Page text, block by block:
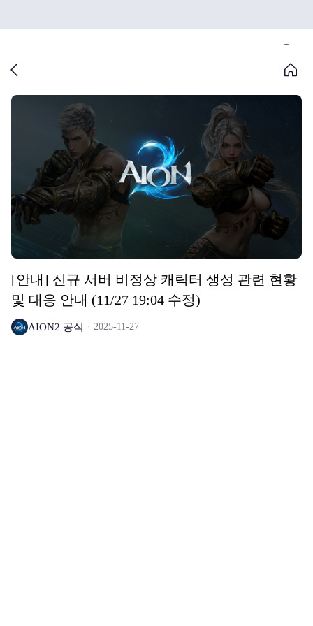
[안내] 신규 서버 비정상 캐릭터 생성 관련 현황
및 대응 안내 (11/27 19:04 수정)
AION2 공식 2025-11-27